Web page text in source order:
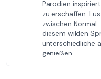
Parodien
zu erschaffen.
zwischen
diesem wilden
unterschiedliche
genießen.